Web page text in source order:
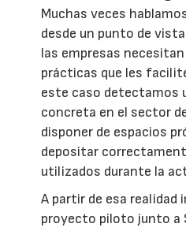
Muchas veces
desde un punto de
las empresas
prácticas que les
este caso detectamos
concreta en el sector
disponer de espacios
depositar
utilizados durante la
A partir de esa realidad
proyecto piloto junto a